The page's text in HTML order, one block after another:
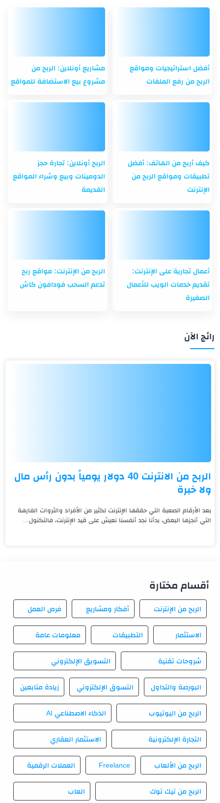
أفضل استراتيجيات ومواقع
الربح من رفع الملفات
مشاريع أونلاين: الربح من
مشروع بيع الاستضافة للمواقع
كيف أربح من الهاتف: أفضل
تطبيقات ومواقع الربح من
الإنترنت
الربح أونلاين: تجارة حجز
الدومينات وبيع وشراء المواقع
القديمة
أعمال تجارية على الإنترنت:
تقديم خدمات الويب للأعمال
الصغيرة
الربح من الإنترنت: مواقع ربح
تدعم السحب فودافون كاش
رائج الآن
الربح من الانترنت 40 دولار يومياً بدون رأس مال
ولا خبرة
بعد الأرقام الصعبة التي حققها الإنترنت لكثير من الأفراد والثروات الفارهة
التي أنجزها البعض، بدأنا نجد أنفسنا نعيش على قيد الإنترنت، فالتكنول...
أقسام مختارة
الربح من الإنترنت أفكار ومشاريع فرص العمل
الاستثمار التطبيقات معلومات عامة
شروحات تقنية التسويق الإلكتروني
البورصة والتداول التسوق الإلكتروني زيادة متابعين
الربح من اليوتيوب الذكاء الاصطناعي AI
التجارة الإلكترونية الاستثمار العقاري
الربح من الألعاب Freelance العملات الرقمية
الربح من تيك توك العاب